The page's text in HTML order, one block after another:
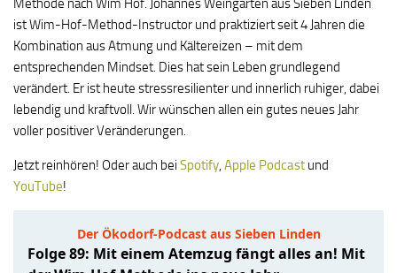
Methode nach Wim Hof. Johannes Weingarten aus Sieben Linden
ist Wim-Hof-Method-Instructor und praktiziert seit 4 Jahren die
Kombination aus Atmung und Kältereizen – mit dem
entsprechenden Mindset. Dies hat sein Leben grundlegend
verändert. Er ist heute stressresilienter und innerlich ruhiger, dabei
lebendig und kraftvoll. Wir wünschen allen ein gutes neues Jahr
voller positiver Veränderungen.
Jetzt reinhören! Oder auch bei Spotify, Apple Podcast und
YouTube!